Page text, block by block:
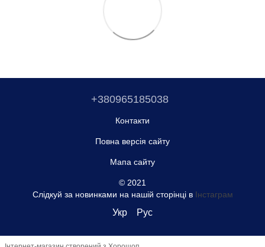
+380965185038
Контакти
Повна версія сайту
Мапа сайту
© 2021
Слідкуй за новинками на нашій сторінці в Інстаграм
Укр Рус